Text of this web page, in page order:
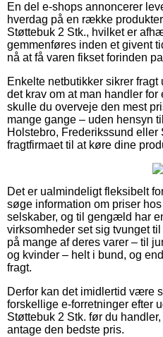
En del e-shops annoncerer
hverdag på en række
Støttebuk 2 Stk., hvilket er
gemmenføres inden et givent
nå at få varen fikset forinden
Enkelte netbutikker sikrer
det krav om at man handler
skulle du overveje den mest
mange gange – uden hensyn
Holstebro, Frederikssund
fragtfirmaet til at køre dine
Det er ualmindeligt fleksibelt
søge information om priser
selskaber, og til gengæld har
virksomheder set sig tvunget
på mange af deres varer – til
og kvinder – helt i bund, og
fragt.
Derfor kan det imidlertid være
forskellige e-forretninger efter
Støttebuk 2 Stk. før du
antage den bedste pris.